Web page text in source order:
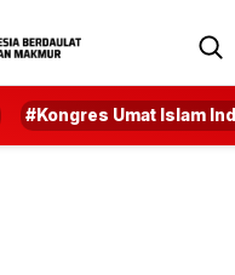
#Kongres Umat Islam